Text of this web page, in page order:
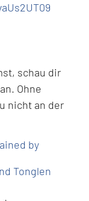
schau dir
Ohne
nicht an der
by
Tonglen